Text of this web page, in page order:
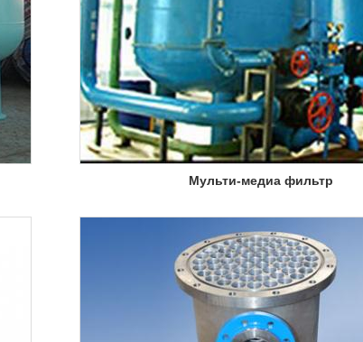
Мульти-медиа фильтр